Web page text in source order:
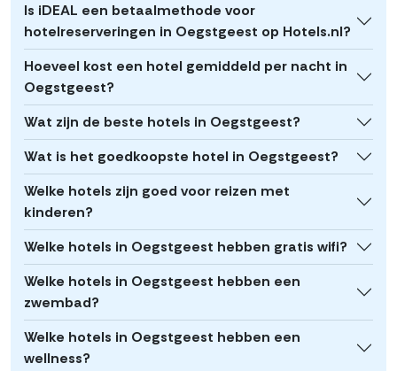
Is iDEAL een betaalmethode voor
hotelreserveringen in Oegstgeest op Hotels.nl?
Hoeveel kost een hotel gemiddeld per nacht in
Oegstgeest?
Wat zijn de beste hotels in Oegstgeest?
Wat is het goedkoopste hotel in Oegstgeest?
Welke hotels zijn goed voor reizen met
kinderen?
Welke hotels in Oegstgeest hebben gratis wifi?
Welke hotels in Oegstgeest hebben een
zwembad?
Welke hotels in Oegstgeest hebben een
wellness?